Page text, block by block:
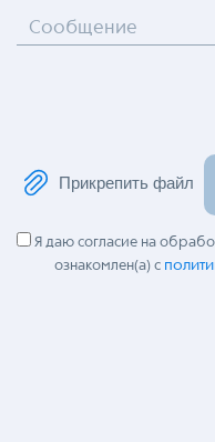
Сообщение
Прикрепить файл
Я даю согласие на
ознакомлен(а) с